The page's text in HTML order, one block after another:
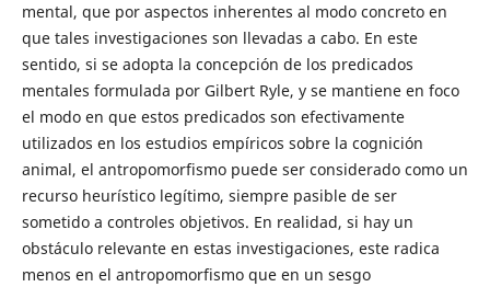
mental, que por aspectos inherentes al modo concreto en
que tales investigaciones son llevadas a cabo. En este
sentido, si se adopta la concepción de los predicados
mentales formulada por Gilbert Ryle, y se mantiene en foco
el modo en que estos predicados son efectivamente
utilizados en los estudios empíricos sobre la cognición
animal, el antropomorfismo puede ser considerado como un
recurso heurístico legítimo, siempre pasible de ser
sometido a controles objetivos. En realidad, si hay un
obstáculo relevante en estas investigaciones, este radica
menos en el antropomorfismo que en un sesgo